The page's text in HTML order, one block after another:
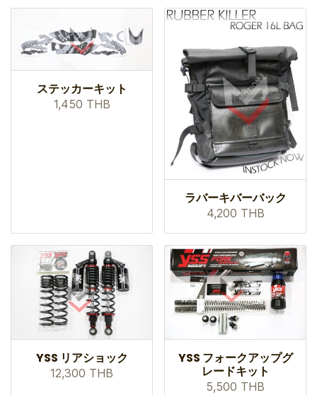
ステッカーキット
1,450 THB
ラバーキバーバック
4,200 THB
YSS リアショック
12,300 THB
YSS フォークアップグ
レードキット
5,500 THB